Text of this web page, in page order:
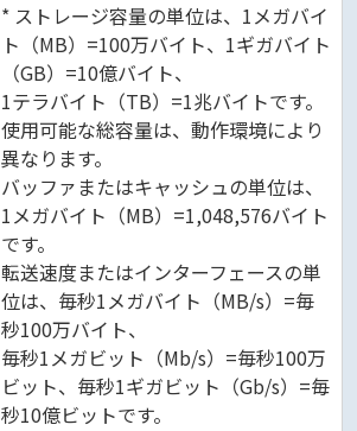
* ストレージ容量の単位は、1メガバイ
ト（MB）=100万バイト、1ギガバイト
（GB）=10億バイト、
1テラバイト（TB）=1兆バイトです。
使用可能な総容量は、動作環境により
異なります。
バッファまたはキャッシュの単位は、
1メガバイト（MB）=1,048,576バイト
です。
転送速度またはインターフェースの単
位は、毎秒1メガバイト（MB/s）=毎
秒100万バイト、
毎秒1メガビット（Mb/s）=毎秒100万
ビット、毎秒1ギガビット（Gb/s）=毎
秒10億ビットです。